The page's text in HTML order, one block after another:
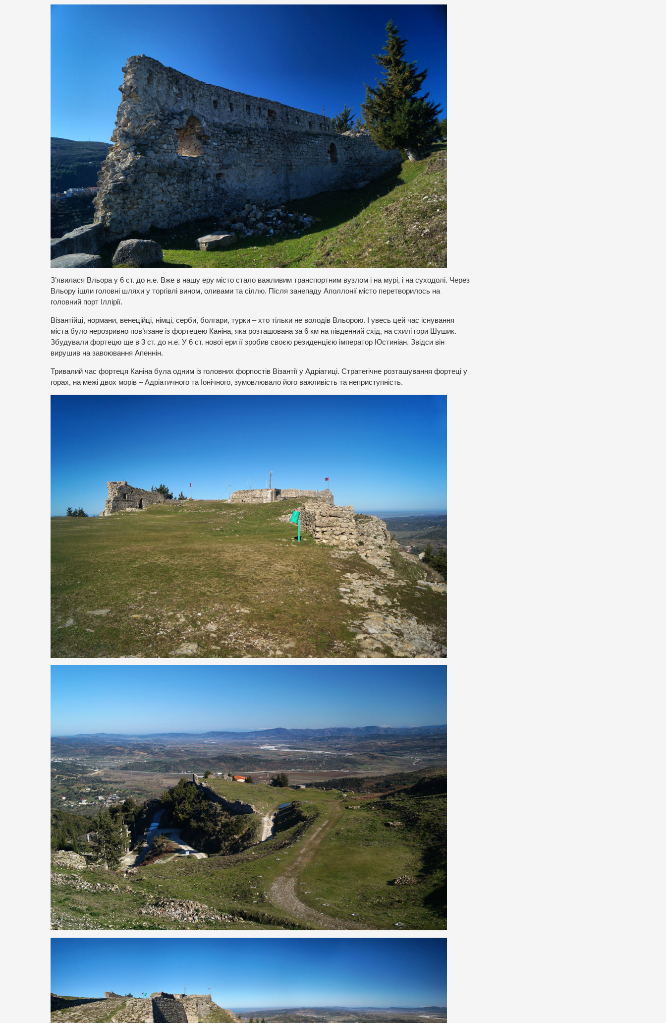
З’явилася Вльора у 6 ст. до н.е. Вже в нашу еру місто стало важливим транспортним вузлом і на мурі, і на суходолі. Через
Вльору ішли головні шляхи у торгівлі вином, оливами та сіллю. Після занепаду Аполлонії місто перетворилось на
головний порт Іллірії.
Візантійці, нормани, венеційці, німці, серби, болгари, турки – хто тільки не володів Вльорою. І увесь цей час існування
міста було нерозривно пов’язане із фортецею Каніна, яка розташована за 6 км на південний схід, на схилі гори Шушик.
Збудували фортецю ще в 3 ст. до н.е. У 6 ст. нової ери її зробив своєю резиденцією імператор Юстиніан. Звідси він
вирушив на завоювання Апеннін.
Тривалий час фортеця Каніна була одним із головних форпостів Візантії у Адріатиці. Стратегічне розташування фортеці у
горах, на межі двох морів – Адріатичного та Іонічного, зумовлювало його важливість та неприступність.